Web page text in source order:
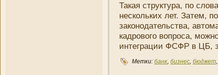
Такая структура, по
нескольких лет. Затем,
законодательства,
кадрового вопроса,
интеграции ФСФР в ЦБ,
Метки: банк, бизнес, бюджет